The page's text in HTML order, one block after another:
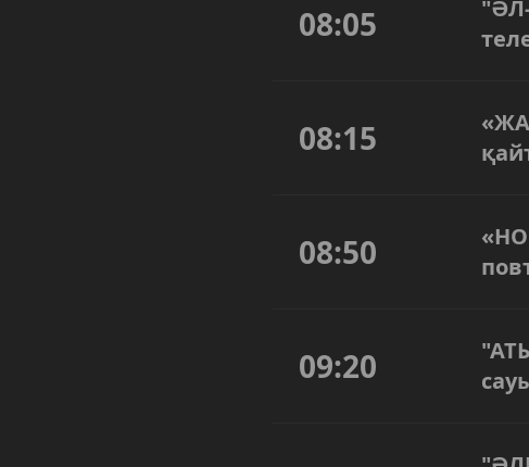
08:05
08:15
08:50
09:20